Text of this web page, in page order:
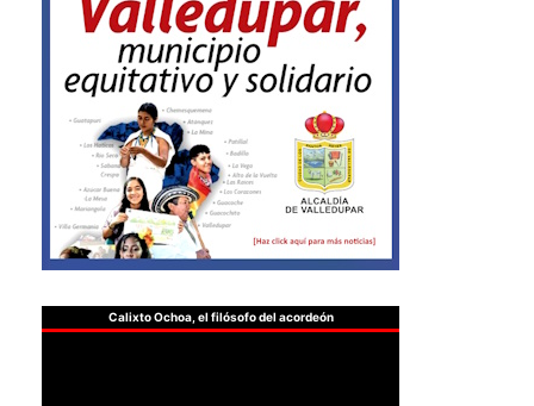
Calixto Ochoa, el filósofo del acordeón